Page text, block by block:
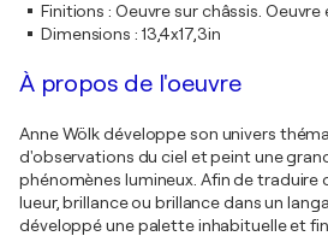
Finitions : Oeuvre sur châssis. Oeuvre
Dimensions : 13,4x17,3in
À propos de l'oeuvre
Anne Wölk développe son univers
d'observations du ciel et peint une
phénomènes lumineux. Afin de traduire
lueur, brillance ou brillance dans un
développé une palette inhabituelle et